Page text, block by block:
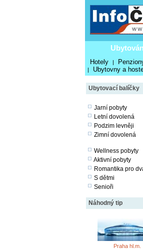
Hotely |
| Ubytovny a
Ubytovací balíčky
Jarní pobyty
Letní dovolená
Podzim levněji
Zimní dovolená
Wellness pobyty
Aktivní pobyty
Romantika pro
S dětmi
Senioři
Náhodný tip
Praha hl.m.